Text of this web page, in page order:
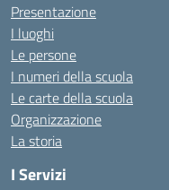
Presentazione
I luoghi
Le persone
I numeri della scuola
Le carte della scuola
Organizzazione
La storia
I Servizi